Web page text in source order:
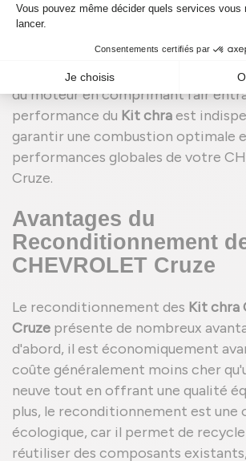
l'ensemble des composants
rotor, les roulements et les joints.
rôle crucial dans le bon
moteur en augmentant la
du moteur en comprimant l'air
performance du Kit chraest
garantir une combustion optimale
performances globales de votre
Cruze.
Avantages du
Reconditionnement
CHEVROLET Cruze
Le reconditionnement des Kit chra
Cruze présente de nombreux
d'abord, il est économiquement
coûte généralement moins cher
neuve tout en offrant une qualité
plus, le reconditionnement est une
écologique, car il permet de
réutiliser des composants